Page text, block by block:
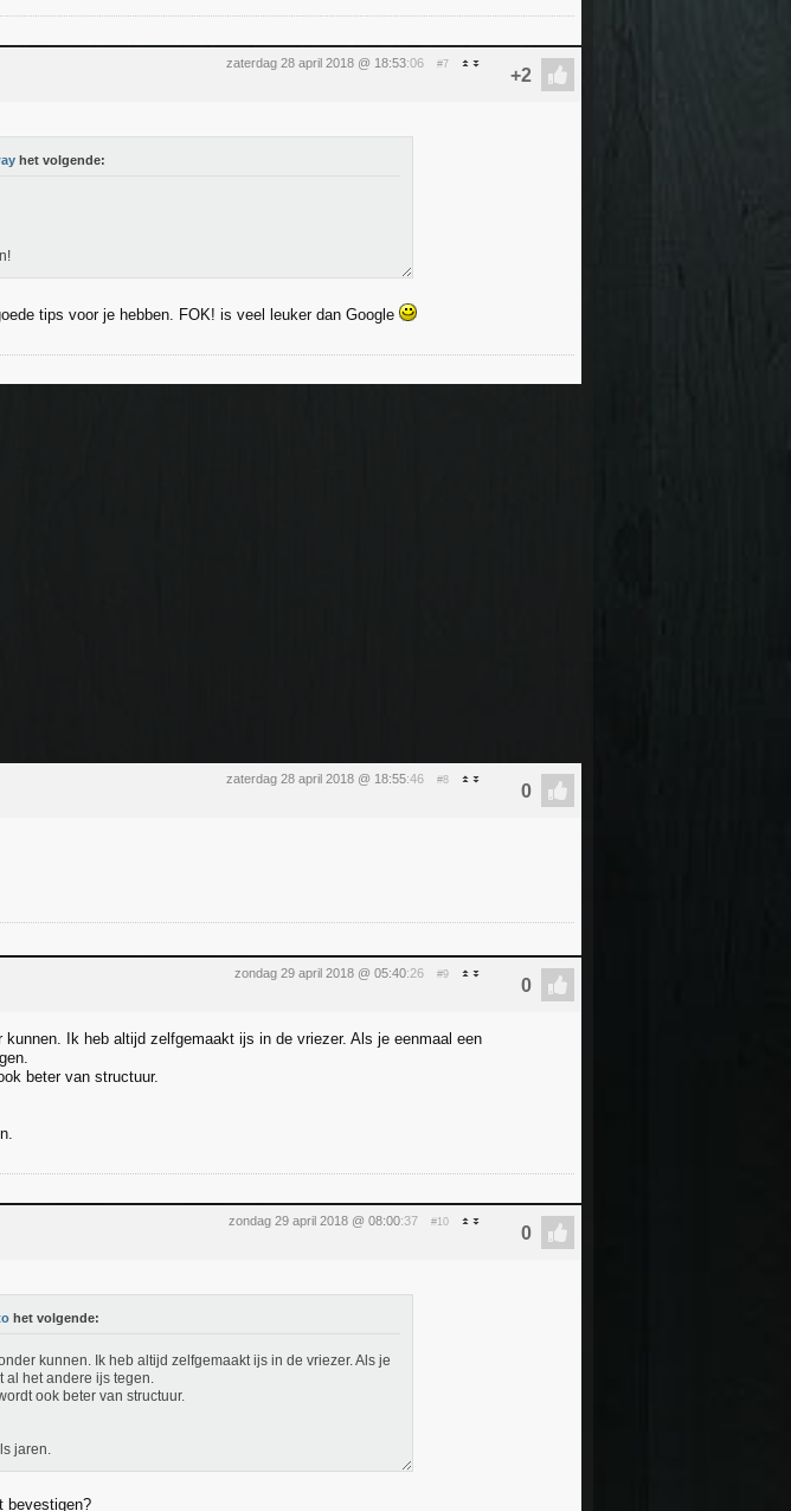
zaterdag 28 april 2018 @ 18:53:06 #7
het volgende:
tips voor je hebben. FOK! is veel leuker dan Google
zaterdag 28 april 2018 @ 18:55:46 #8
zondag 29 april 2018 @ 05:40:26 #9
Ik heb altijd zelfgemaakt ijs in de vriezer. Als je eenmaal een
beter van structuur.
zondag 29 april 2018 @ 08:00:37 #10
het volgende:
kunnen. Ik heb altijd zelfgemaakt ijs in de vriezer. Als je
al het andere ijs tegen.
ook beter van structuur.
jaren.
bevestigen?